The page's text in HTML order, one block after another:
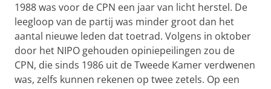
1988 was voor de CPN een jaar van licht herstel. De
leegloop van de partij was minder groot dan het
aantal nieuwe leden dat toetrad. Volgens in oktober
door het NIPO gehouden opiniepeilingen zou de
CPN, die sinds 1986 uit de Tweede Kamer verdwenen
was, zelfs kunnen rekenen op twee zetels. Op een